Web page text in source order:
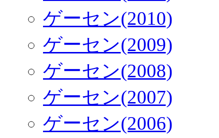
ゲーセン(2010)
ゲーセン(2009)
ゲーセン(2008)
ゲーセン(2007)
ゲーセン(2006)